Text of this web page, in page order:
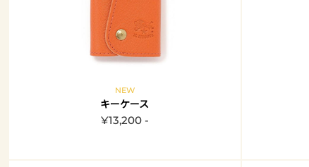
NEW
キーケース
¥13,200 -